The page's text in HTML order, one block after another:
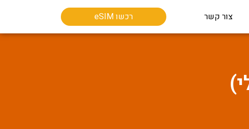
צור קשר רכשו eSIM